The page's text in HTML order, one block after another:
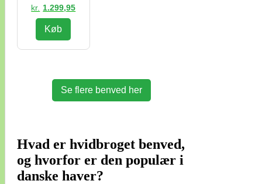
kr. 1.299,95
Køb
Se flere benved her
Hvad er hvidbroget benved,
og hvorfor er den populær i
danske haver?